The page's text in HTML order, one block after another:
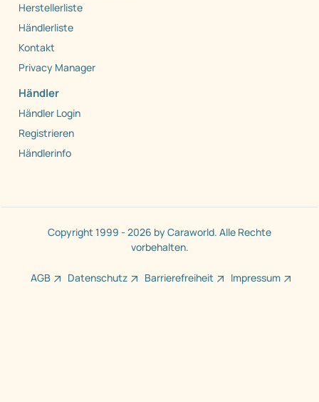
Herstellerliste
Händlerliste
Kontakt
Privacy Manager
Händler
Händler Login
Registrieren
Händlerinfo
Copyright 1999 - 2026 by Caraworld. Alle Rechte
vorbehalten.
AGB Datenschutz Barrierefreiheit Impressum